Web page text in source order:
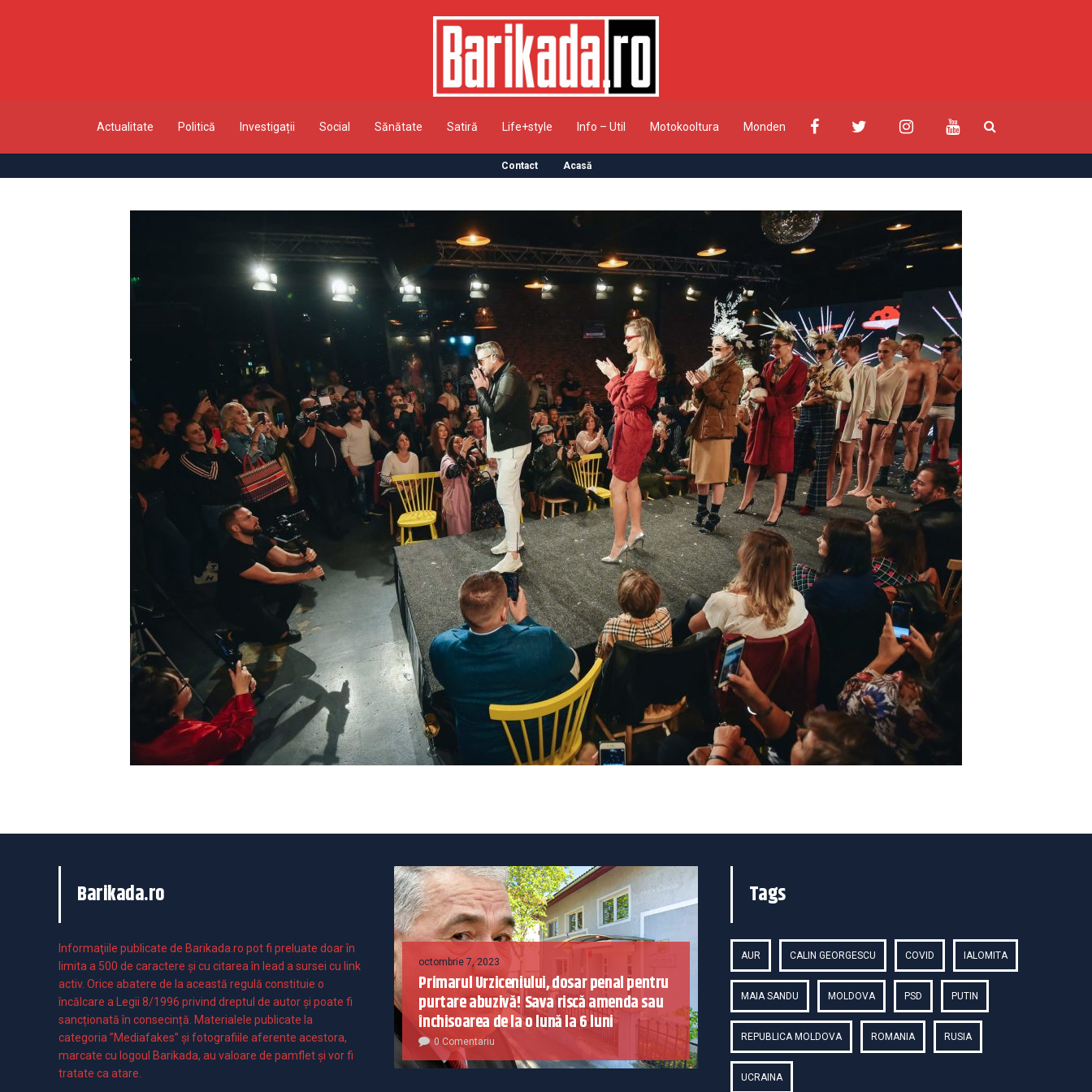
Actualitate Politică Investigații Social Sănătate Satiră Life+style Info – Util Motokooltura Monden
Contact Acasă
Barikada.ro
Informaţiile publicate de Barikada.ro pot fi preluate doar în
limita a 500 de caractere şi cu citarea în lead a sursei cu link
activ. Orice abatere de la această regulă constituie o
încălcare a Legii 8/1996 privind dreptul de autor și poate fi
sancționată în consecință. Materialele publicate la
categoria ”Mediafakes” și fotografiile aferente acestora,
marcate cu logoul Barikada, au valoare de pamflet și vor fi
tratate ca atare.
octombrie 7, 2023
Primarul Urziceniului, dosar penal pentru
purtare abuzivă! Sava riscă amenda sau
închisoarea de la o lună la 6 luni
0 Comentariu
Tags
AUR CALIN GEORGESCU COVID IALOMITA
MAIA SANDU MOLDOVA PSD PUTIN
REPUBLICA MOLDOVA ROMANIA RUSIA
UCRAINA